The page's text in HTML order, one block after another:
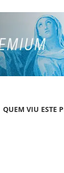
QUEM VIU ESTE